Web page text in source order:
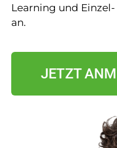
Learning und
an.
JETZT